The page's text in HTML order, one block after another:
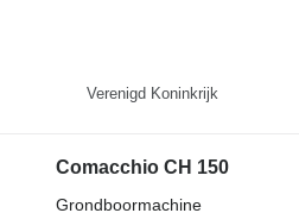
Verenigd Koninkrijk
Comacchio CH 150
Grondboormachine